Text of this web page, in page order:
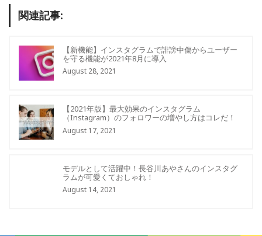
関連記事:
【新機能】インスタグラムで誹謗中傷からユーザー
を守る機能が2021年8月に導入
August 28, 2021
【2021年版】最大効果のインスタグラム
（Instagram）のフォロワーの増やし方はコレだ！
August 17, 2021
モデルとして活躍中！長谷川あやさんのインスタグ
ラムが可愛くておしゃれ！
August 14, 2021